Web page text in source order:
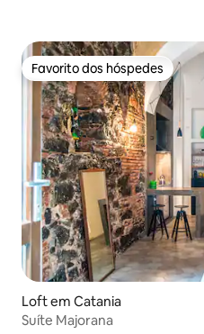
Favorito dos hóspedes
Favorito dos hóspedes
Loft em Catania
Suíte Majorana